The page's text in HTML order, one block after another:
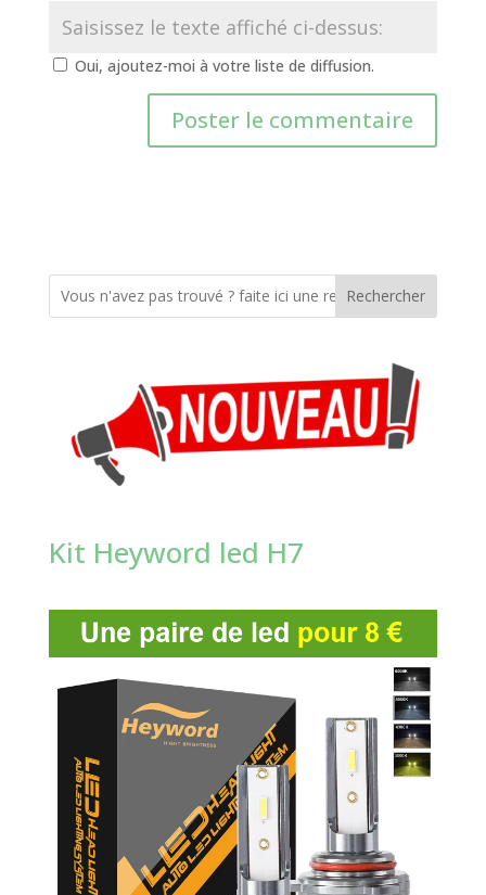
Oui, ajoutez-moi à votre liste de diffusion.
Rechercher
Kit Heyword led H7